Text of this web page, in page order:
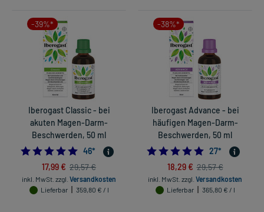
-39%*
Iberogast Classic - bei
akuten Magen-Darm-
Beschwerden, 50 ml
4.978260869565218
46*
17,99 € 29,57 €
inkl. MwSt. zzgl. Versandkosten
Lieferbar
359,80 € / l
-38%*
Iberogast Advance - bei
häufigen Magen-Darm-
Beschwerden, 50 ml
5.0
27*
18,29 € 29,57 €
inkl. MwSt. zzgl. Versandkosten
Lieferbar
365,80 € / l